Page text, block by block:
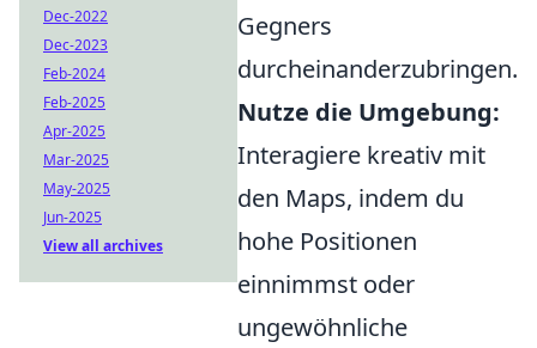
Gegners
durcheinanderzubringen.
Nutze die Umgebung:
Interagiere kreativ mit
den Maps, indem du
hohe Positionen
einnimmst oder
ungewöhnliche
Dec-2022
Dec-2023
Feb-2024
Feb-2025
Apr-2025
Mar-2025
May-2025
Jun-2025
View all archives